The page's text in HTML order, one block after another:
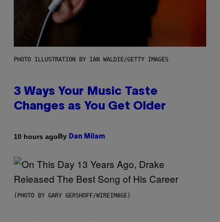
PHOTO ILLUSTRATION BY IAN WALDIE/GETTY IMAGES
3 Ways Your Music Taste
Changes as You Get Older
10 hours agoBy Dan Milam
(PHOTO BY GARY GERSHOFF/WIREIMAGE)